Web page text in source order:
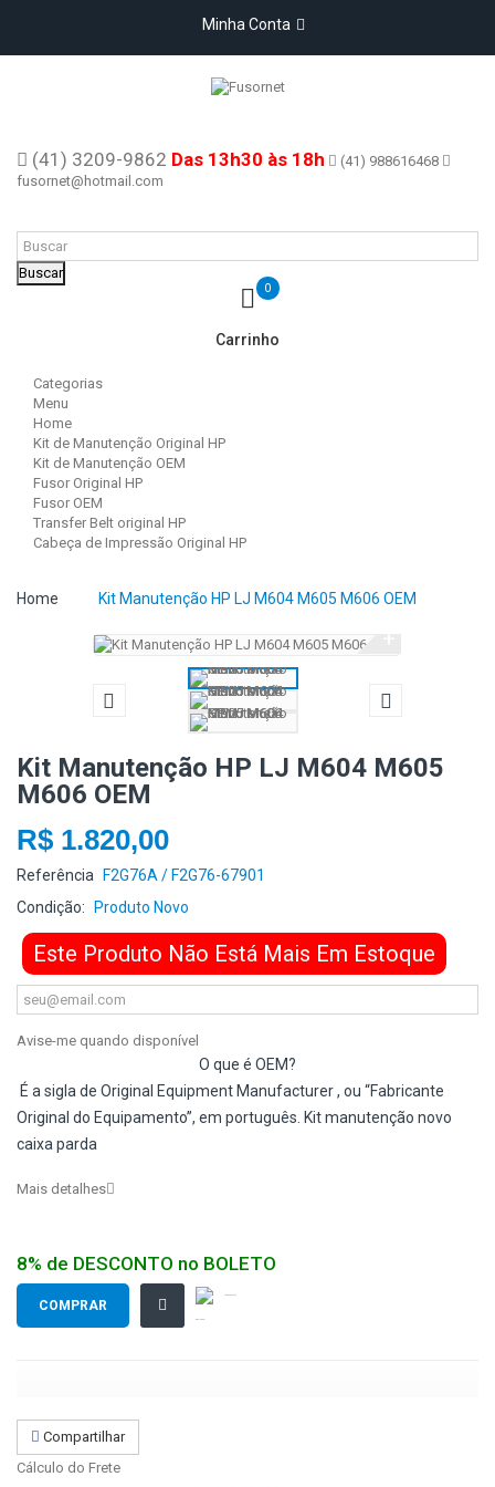
Minha Conta
(41) 3209-9862 Das 13h30 às 18h
(41) 988616468
fusornet@hotmail.com
Buscar
0
Carrinho
Categorias
Menu
Home
Kit de Manutenção Original HP
Kit de Manutenção OEM
Fusor Original HP
Fusor OEM
Transfer Belt original HP
Cabeça de Impressão Original HP
Home Kit Manutenção HP LJ M604 M605 M606 OEM
Kit Manutenção HP LJ M604 M605
M606 OEM
R$ 1.820,00
Referência
F2G76A / F2G76-67901
Condição:
Produto Novo
Este Produto Não Está Mais Em Estoque
Avise-me quando disponível
O que é OEM?
É a sigla de Original Equipment Manufacturer , ou “Fabricante
Original do Equipamento”, em português. Kit manutenção novo
caixa parda
Mais detalhes
8% de DESCONTO no BOLETO
COMPRAR
Compartilhar
Cálculo do Frete